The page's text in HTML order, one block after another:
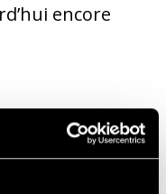
encore
une
mais cette